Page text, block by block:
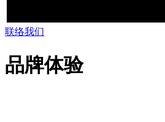
联络我们
品牌体验